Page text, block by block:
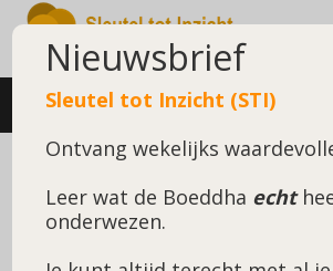
MENU
Een courtisane
de Eerwaarde
Nieuwsbrief
Sleutel tot Inzicht (STI)
Ontvang wekelijks
Leer wat de Boeddha echt
onderwezen.